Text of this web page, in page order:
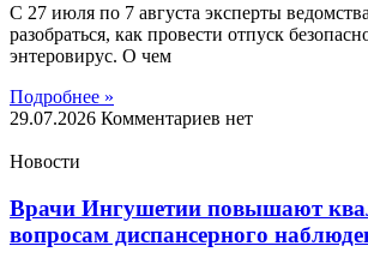
С 27 июля по 7 августа эксперты
разобраться, как провести отпуск
энтеровирус. О чем
Подробнее »
29.07.2026 Комментариев нет
Новости
Врачи Ингушетии повышают
вопросам диспансерного